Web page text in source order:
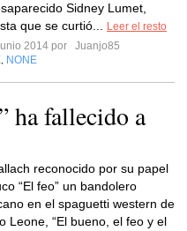
Sidney Lumet,
que se curtió...
Leer el resto
2014 por
Juanjo85
NONE
ha fallecido a
reconocido por su papel
“El feo” un bandolero
en el spaguetti western de
Leone, “El bueno, el feo y el